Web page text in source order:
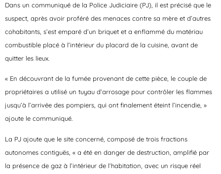
Dans un communiqué de la Police Judiciaire (PJ), il est précisé que le
suspect, après avoir proféré des menaces contre sa mère et d’autres
cohabitants, s’est emparé d’un briquet et a enflammé du matériau
combustible placé à l’intérieur du placard de la cuisine, avant de
quitter les lieux.
« En découvrant de la fumée provenant de cette pièce, le couple de
propriétaires a utilisé un tuyau d’arrosage pour contrôler les flammes
jusqu’à l’arrivée des pompiers, qui ont finalement éteint l’incendie, »
ajoute le communiqué.
La PJ ajoute que le site concerné, composé de trois fractions
autonomes contiguës, « a été en danger de destruction, amplifié par
la présence de gaz à l’intérieur de l’habitation, avec un risque réel